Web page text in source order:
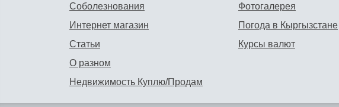
Соболезнования
Интернет магазин
Статьи
О разном
Недвижимость Куплю/Продам
Фотогалерея
Погода в Кыргызстане
Курсы валют